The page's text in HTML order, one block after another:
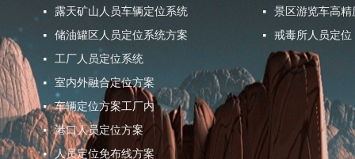
넷 露天矿山人员车辆定位系统
넷 储油罐区人员定位系统方案
넷 工厂人员定位系统
넷 室内外融合定位方案
넷 车辆定位方案工厂内
넷 港口人员定位方案
넷 人员定位免布线方案
넷 景区游览车高
넷 戒毒所人员定位